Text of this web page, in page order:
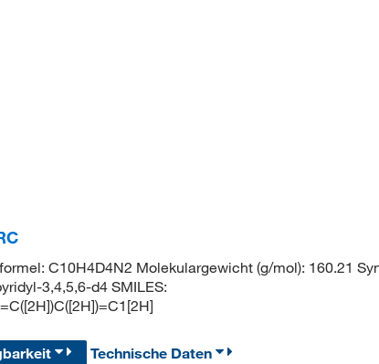
C10H4D4N2 Molekulargewicht (g/mol): 160.21
3,4,5,6-d4 SMILES:
Technische Daten